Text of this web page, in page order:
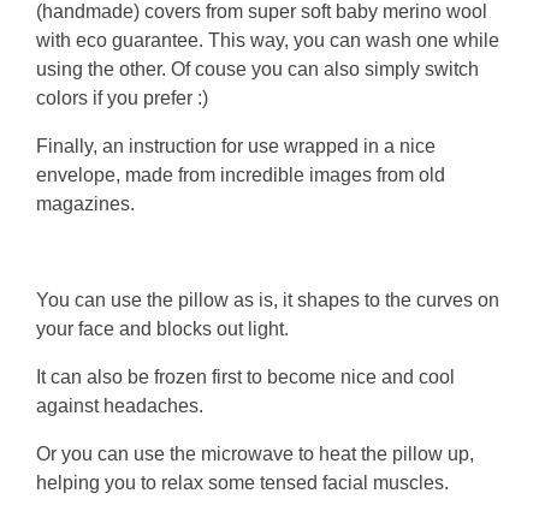
(handmade) covers from super soft baby merino wool
with eco guarantee. This way, you can wash one while
using the other. Of couse you can also simply switch
colors if you prefer :)
Finally, an instruction for use wrapped in a nice
envelope, made from incredible images from old
magazines.
You can use the pillow as is, it shapes to the curves on
your face and blocks out light.
It can also be frozen first to become nice and cool
against headaches.
Or you can use the microwave to heat the pillow up,
helping you to relax some tensed facial muscles.